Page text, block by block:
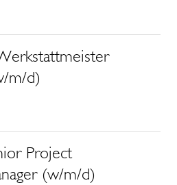
m/d)
Project
(w/m/d)